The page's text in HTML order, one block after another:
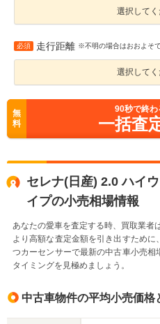
選択して
必須 走行距離 ※不明の場合はおおよそ
選択して
無
料
90秒で終わ
一括査
セレナ(日産) 2.0 ハイ
イプの小売相場情報
あなたの愛車を査定する時、買取業者
より高額な査定金額を引き出すため
つカーセンサーで最新の中古車小売
タイミングを見極めましょう。
中古車物件の平均小売価格